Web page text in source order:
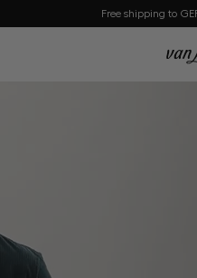
Free shipping to